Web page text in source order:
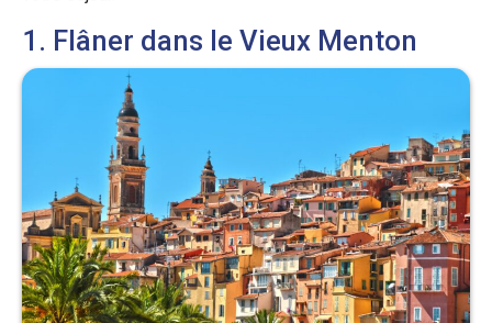
1. Flâner dans le Vieux Menton